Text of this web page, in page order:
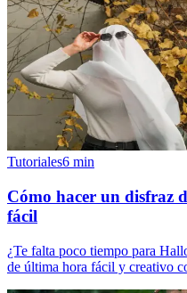
Tutoriales6 min
Cómo hacer un disfraz
fácil
¿Te falta poco tiempo para
de última hora fácil y creativo